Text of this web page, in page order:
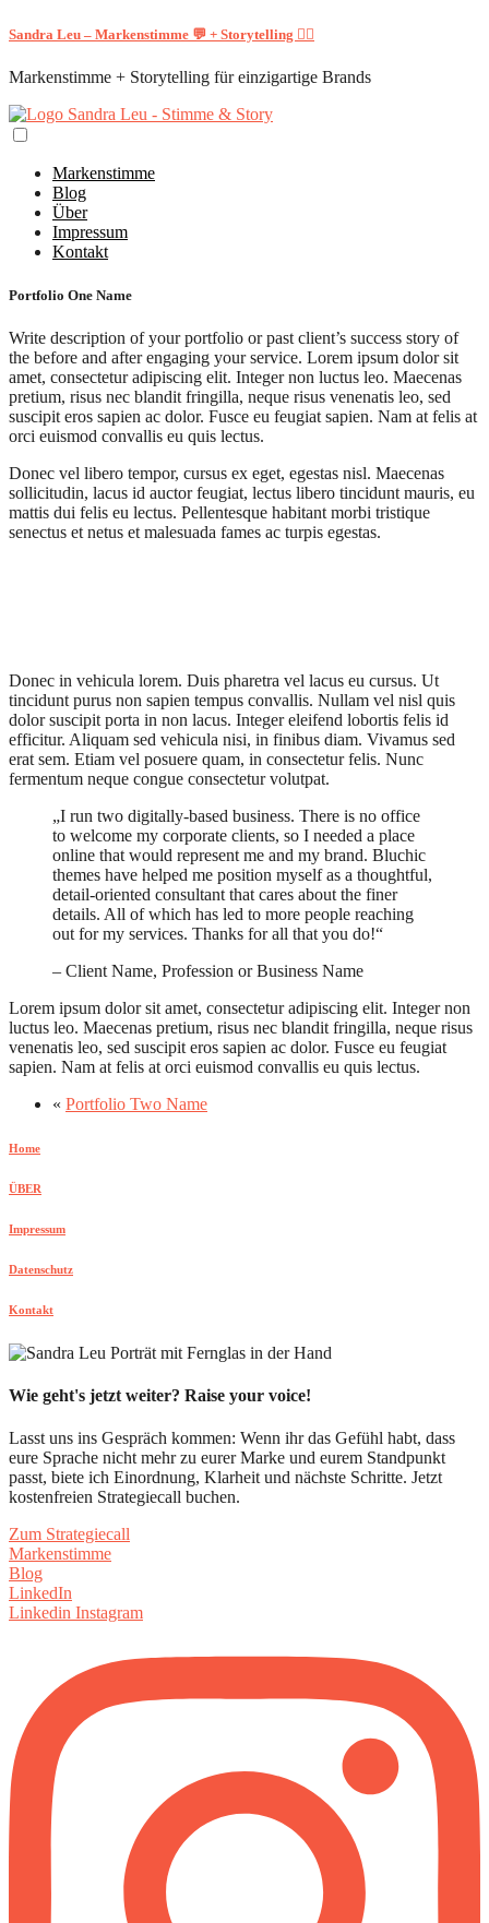
Sandra Leu – Markenstimme 💬 + Storytelling ✍🏻
Markenstimme + Storytelling für einzigartige Brands
Markenstimme
Blog
Über
Impressum
Kontakt
Portfolio One Name
Write description of your portfolio or past client’s success story of
the before and after engaging your service. Lorem ipsum dolor sit
amet, consectetur adipiscing elit. Integer non luctus leo. Maecenas
pretium, risus nec blandit fringilla, neque risus venenatis leo, sed
suscipit eros sapien ac dolor. Fusce eu feugiat sapien. Nam at felis at
orci euismod convallis eu quis lectus.
Donec vel libero tempor, cursus ex eget, egestas nisl. Maecenas
sollicitudin, lacus id auctor feugiat, lectus libero tincidunt mauris, eu
mattis dui felis eu lectus. Pellentesque habitant morbi tristique
senectus et netus et malesuada fames ac turpis egestas.
Donec in vehicula lorem. Duis pharetra vel lacus eu cursus. Ut
tincidunt purus non sapien tempus convallis. Nullam vel nisl quis
dolor suscipit porta in non lacus. Integer eleifend lobortis felis id
efficitur. Aliquam sed vehicula nisi, in finibus diam. Vivamus sed
erat sem. Etiam vel posuere quam, in consectetur felis. Nunc
fermentum neque congue consectetur volutpat.
„I run two digitally-based business. There is no office
to welcome my corporate clients, so I needed a place
online that would represent me and my brand. Bluchic
themes have helped me position myself as a thoughtful,
detail-oriented consultant that cares about the finer
details. All of which has led to more people reaching
out for my services. Thanks for all that you do!“
– Client Name, Profession or Business Name
Lorem ipsum dolor sit amet, consectetur adipiscing elit. Integer non
luctus leo. Maecenas pretium, risus nec blandit fringilla, neque risus
venenatis leo, sed suscipit eros sapien ac dolor. Fusce eu feugiat
sapien. Nam at felis at orci euismod convallis eu quis lectus.
« Portfolio Two Name
Home
ÜBER
Impressum
Datenschutz
Kontakt
Wie geht's jetzt weiter? Raise your voice!
Lasst uns ins Gespräch kommen: Wenn ihr das Gefühl habt, dass
eure Sprache nicht mehr zu eurer Marke und eurem Standpunkt
passt, biete ich Einordnung, Klarheit und nächste Schritte. Jetzt
kostenfreien Strategiecall buchen.
Zum Strategiecall
Markenstimme
Blog
LinkedIn
Linkedin Instagram